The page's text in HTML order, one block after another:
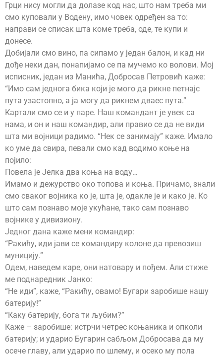
Грци нису могли да долазе код нас, што нам треба ми
смо куповали у Водену, имо човек одређен за то:
направи се списак шта коме треба, оде, те купи и
донесе.
Добијали смо вино, па сипамо у један балон, и кад ни
дође неки дан, понапијамо се па мучемо ко волови. Мој
исписник, један из Манића, Добросав Петровић каже:
“Имо сам једнога бика који је мого да рикне петнајс
пута узастопно, а ја могу да рикнем дваес пута.”
Картали смо се и у паре. Наш командант је увек са
нама, и он и наш командир, али правио се да не види
шта ми војници радимо. “Нек се занимају” каже. Имало
ко уме да свира, певали смо кад водимо коње на
појило:
Повела је Јелка два коња на воду…
Имамо и дежурство око топова и коња. Причамо, знали
смо сваког војника ко је, шта је, одакле је и како је. Ко
што сам познаво моје укућане, тако сам познаво
војнике у дивизиону.
Једног дана каже мени командир:
“Ракићу, иди јави се командиру колоне да превозиш
муницију.”
Одем, наведем каре, они натовару и пођем. Али стиже
ме поднаредник Јанко:
“Не иди”, каже, “Ракићу, овамо! Бугари заробише нашу
батерију!”
“Каку батерију, бога ти љубим?”
Каже – заробише: истрчи четрес коњаника и опколи
батерију; и ударио Бугарин сабљом Добросава да му
осече главу, али ударио по шлему, и осеко му пола